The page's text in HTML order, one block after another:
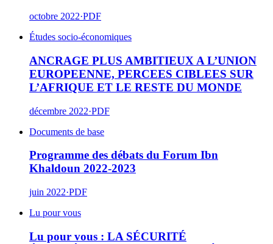
octobre 2022·PDF
Études socio-économiques
ANCRAGE PLUS AMBITIEUX A L’UNION
EUROPEENNE, PERCEES CIBLEES SUR
L’AFRIQUE ET LE RESTE DU MONDE
décembre 2022·PDF
Documents de base
Programme des débats du Forum Ibn
Khaldoun 2022-2023
juin 2022·PDF
Lu pour vous
Lu pour vous : LA SÉCURITÉ